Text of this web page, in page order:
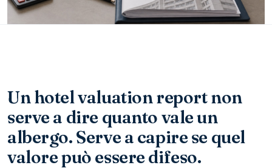
Un hotel valuation report non
serve a dire quanto vale un
albergo. Serve a capire se quel
valore può essere difeso.